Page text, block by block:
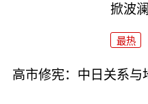
掀波澜
最热
高市修宪：中日关系与